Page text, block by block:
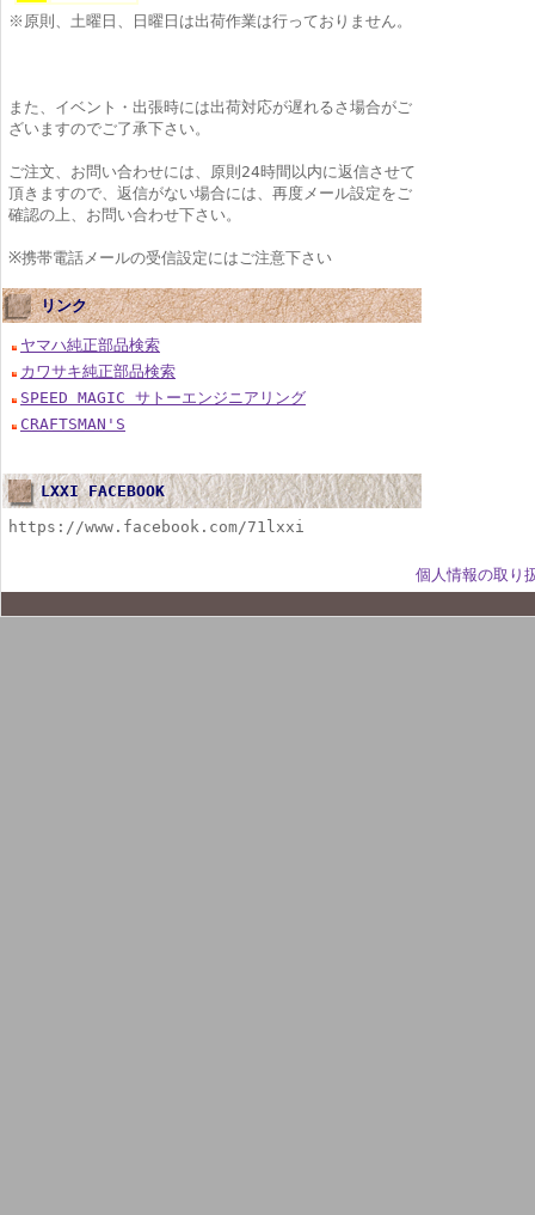
※原則、土曜日、日曜日は出荷作業は行っておりません。
また、イベント・出張時には出荷対応が遅れるさ場合がご
ざいますのでご了承下さい。
ご注文、お問い合わせには、原則24時間以内に返信させて
頂きますので、返信がない場合には、再度メール設定をご
確認の上、お問い合わせ下さい。
※携帯電話メールの受信設定にはご注意下さい
リンク
ヤマハ純正部品検索
カワサキ純正部品検索
SPEED MAGIC サトーエンジニアリング
CRAFTSMAN'S
LXXI FACEBOOK
https://www.facebook.com/71lxxi
個人情報の取り